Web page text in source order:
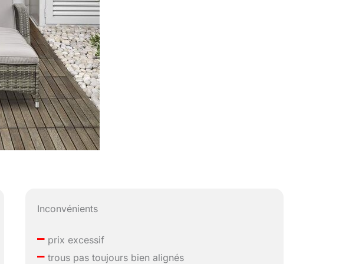
Inconvénients
– prix excessif
– trous pas toujours bien alignés